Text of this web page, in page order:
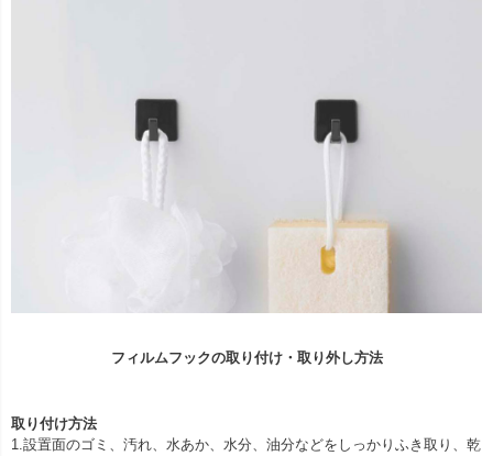
フィルムフックの取り付け・取り外し方法
取り付け方法
1.設置面のゴミ、汚れ、水あか、水分、油分などをしっかりふき取り、乾